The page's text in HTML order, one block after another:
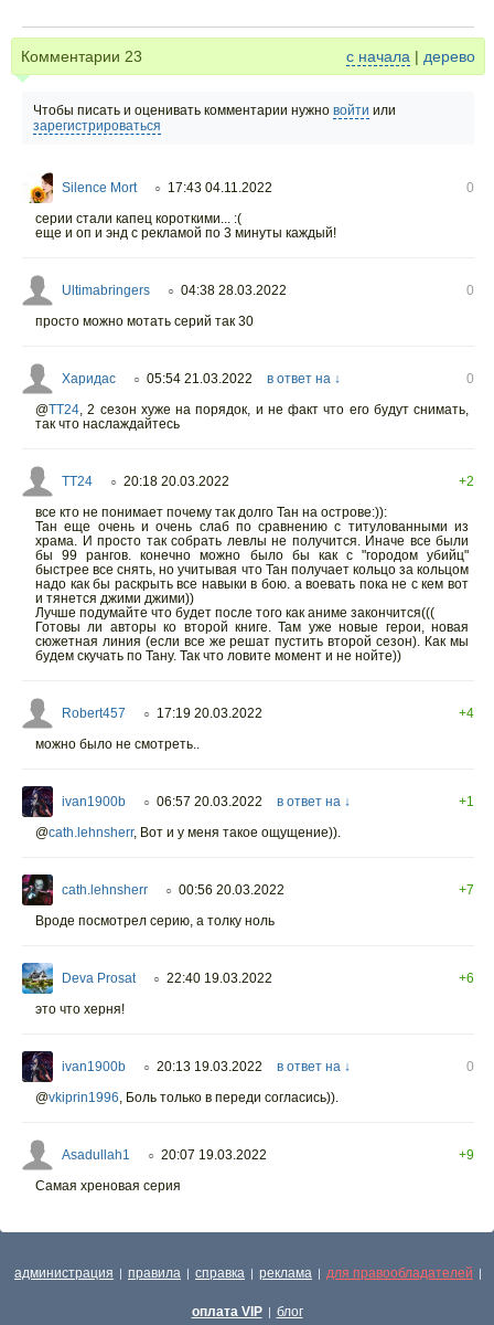
Комментарии 23 с начала | дерево
Чтобы писать и оценивать комментарии нужно войти или
зарегистрироваться
Silence Mort ○ 17:43 04.11.2022
0
серии стали капец короткими... :(
еще и оп и энд с рекламой по 3 минуты каждый!
Ultimabringers ○ 04:38 28.03.2022
0
просто можно мотать серий так 30
Харидас ○ 05:54 21.03.2022 в ответ на ↓
0
@TT24 2 сезон хуже на порядок, и не факт что его будут снимать,
так что наслаждайтесь
TT24 ○ 20:18 20.03.2022
+2
все кто не понимает почему так долго Тан на острове:)):
Тан еще очень и очень слаб по сравнению с титулованными из
храма. И просто так собрать левлы не получится. Иначе все были
бы 99 рангов. конечно можно было бы как с "городом убийц"
быстрее все снять, но учитывая что Тан получает кольцо за кольцом
надо как бы раскрыть все навыки в бою. а воевать пока не с кем вот
и тянется джими джими))
Лучше подумайте что будет после того как аниме закончится(((
Готовы ли авторы ко второй книге. Там уже новые герои, новая
сюжетная линия (если все же решат пустить второй сезон). Как мы
будем скучать по Тану. Так что ловите момент и не нойте))
Robert457 ○ 17:19 20.03.2022
+4
можно было не смотреть..
ivan1900b ○ 06:57 20.03.2022 в ответ на ↓
+1
@cath.lehnsherr, Вот и у меня такое ощущение)).
cath.lehnsherr ○ 00:56 20.03.2022
+7
Вроде посмотрел серию, а толку ноль
Deva Prosat ○ 22:40 19.03.2022
+6
это что херня!
ivan1900b ○ 20:13 19.03.2022 в ответ на ↓
0
@vkiprin1996 Боль только в переди согласись)).
Asadullah1 ○ 20:07 19.03.2022
+9
Самая хреновая серия
администрация | правила | справка | реклама | для правообладателей |
оплата VIP | блог